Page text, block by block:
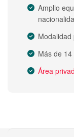
Amplio
Modalidad
Más de
Área